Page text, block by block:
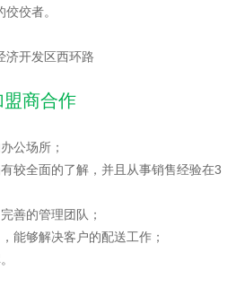
佼者。
济开发区西环路
商合作
公场所；
较全面的了解，并且从事销售经验在3
善的管理团队；
能够解决客户的配送工作；